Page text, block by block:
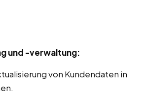
und -verwaltung:
von Kundendaten in